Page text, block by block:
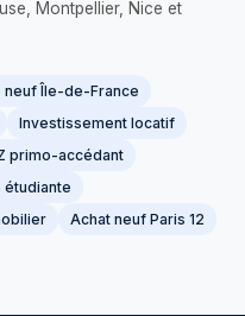
Montpellier, Nice et
neuf Île-de-France
Investissement locatif
primo-accédant
étudiante
Achat neuf Paris 12